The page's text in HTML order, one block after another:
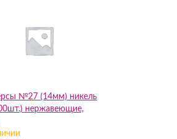
№27 (14мм) никель
нержавеющие,